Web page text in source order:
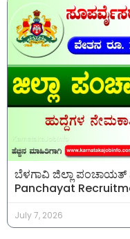
ಬೆಳಗಾವಿ ಜಿಲ್ಲಾ ಪಂಚಾಯತ್
Panchayat
July 7, 2026